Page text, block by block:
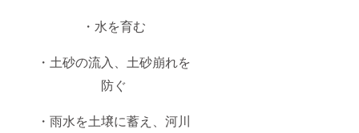
・水を育む
・土砂の流入、土砂崩れを
防ぐ
・雨水を土壌に蓄え、河川